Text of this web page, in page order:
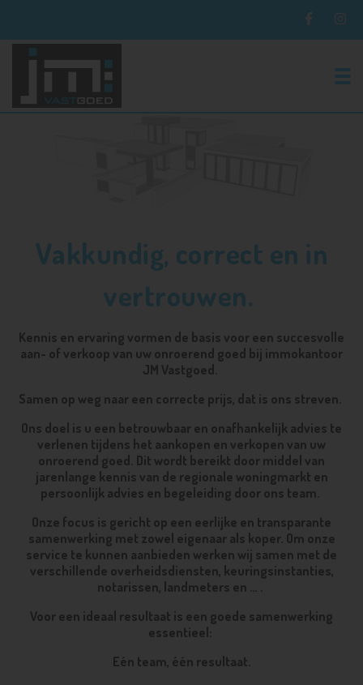
Vakkundig, correct en in
vertrouwen.
Kennis en ervaring vormen de basis voor een succesvolle
aan- of verkoop van uw onroerend goed bij immokantoor
JM Vastgoed.
Samen op weg naar een correcte prijs, dat is ons streven.
Ons doel is u een betrouwbaar en onafhankelijk advies te
verlenen tijdens het aankopen en verkopen van uw
onroerend goed. Dit wordt bereikt door middel van
jarenlange kennis van de regionale woningmarkt en
persoonlijk advies en begeleiding door ons team.
Onze focus is gericht op een eerlijke en transparante
samenwerking met zowel eigenaar als koper. Om onze
service te kunnen aanbieden werken wij samen met de
verschillende overheidsdiensten, keuringsinstanties,
notarissen, landmeters en … .
Voor een ideaal resultaat is een goede samenwerking
essentieel:
Eén team, één resultaat.